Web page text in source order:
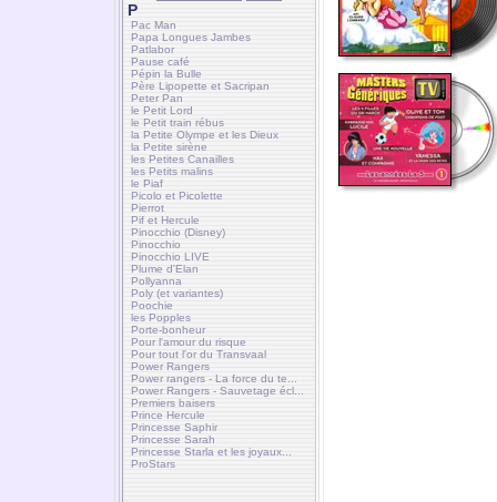
P
Pac Man
Papa Longues Jambes
Patlabor
Pause café
Pépin la Bulle
Père Lipopette et Sacripan
Peter Pan
le Petit Lord
le Petit train rébus
la Petite Olympe et les Dieux
la Petite sirène
les Petites Canailles
les Petits malins
le Piaf
Picolo et Picolette
Pierrot
Pif et Hercule
Pinocchio (Disney)
Pinocchio
Pinocchio LIVE
Plume d'Elan
Pollyanna
Poly (et variantes)
Poochie
les Popples
Porte-bonheur
Pour l'amour du risque
Pour tout l'or du Transvaal
Power Rangers
Power rangers - La force du te...
Power Rangers - Sauvetage écl...
Premiers baisers
Prince Hercule
Princesse Saphir
Princesse Sarah
Princesse Starla et les joyaux...
ProStars